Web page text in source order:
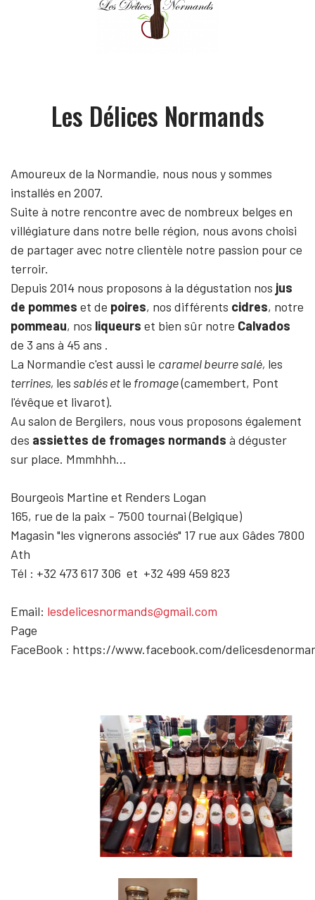
Les Délices Normands
Amoureux de la Normandie, nous nous y sommes
installés en 2007.
Suite à notre rencontre avec de nombreux belges en
villégiature dans notre belle région, nous avons choisi
de partager avec notre clientèle notre passion pour ce
terroir.
Depuis 2014 nous proposons à la dégustation nos jus
de pommes et de poires, nos différents cidres, notre
pommeau, nos liqueurs et bien sûr notre Calvados
de 3 ans à 45 ans .
La Normandie c'est aussi le caramel beurre salé, les
terrines, les sablés etle fromage(camembert, Pont
l'évêque et livarot).
Au salon de Bergilers, nous vous proposons également
des assiettes de fromages normands à déguster
sur place. Mmmhhh...
Bourgeois Martine et Renders Logan
165, rue de la paix - 7500 tournai(Belgique)
Magasin "les vignerons associés" 17 rue aux Gâdes 7800
Ath
Tél : +32 473 617 306 et +32 499 459 823
Email: lesdelicesnormands@gmail.com
Page
FaceBook : https://www.facebook.com/